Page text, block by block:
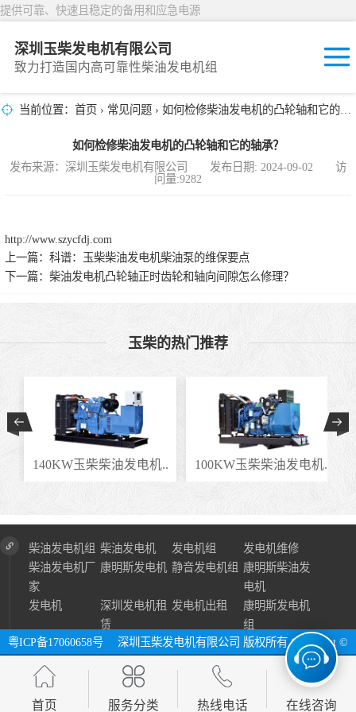
提供可靠、快速且稳定的备用和应急电源
深圳玉柴发电机有限公司
致力打造国内高可靠性柴油发电机组
当前位置： 首页 › 常见问题 › 如何检修柴油发电机的凸轮轴和它的轴承？
如何检修柴油发电机的凸轮轴和它的轴承？
发布来源：深圳玉柴发电机有限公司 发布日期: 2024-09-02 访
问量:9282
http://www.szycfdj.com
上一篇： 科谱：玉柴柴油发电机柴油泵的维保要点
下一篇： 柴油发电机凸轮轴正时齿轮和轴向间隙怎么修理？
玉柴的热门推荐
140KW玉柴柴油发电机.. 100KW玉柴柴油发电机..
柴油发电机组 柴油发电机 发电机组
发电机维修
柴油发电机厂
家
康明斯发电机 静音发电机组 康明斯柴油发
电机
发电机
深圳发电机租
赁
发电机出租
康明斯发电机
组
粤ICP备17060658号
深圳玉柴发电机有限公司 版权所有 Copyright ©
2024 All Right Reserve ⓔ 网址：http://www.szycfdj.com网站地图
首页 服务分类 热线电话 在线咨询
固定开放式
封闭撬装式